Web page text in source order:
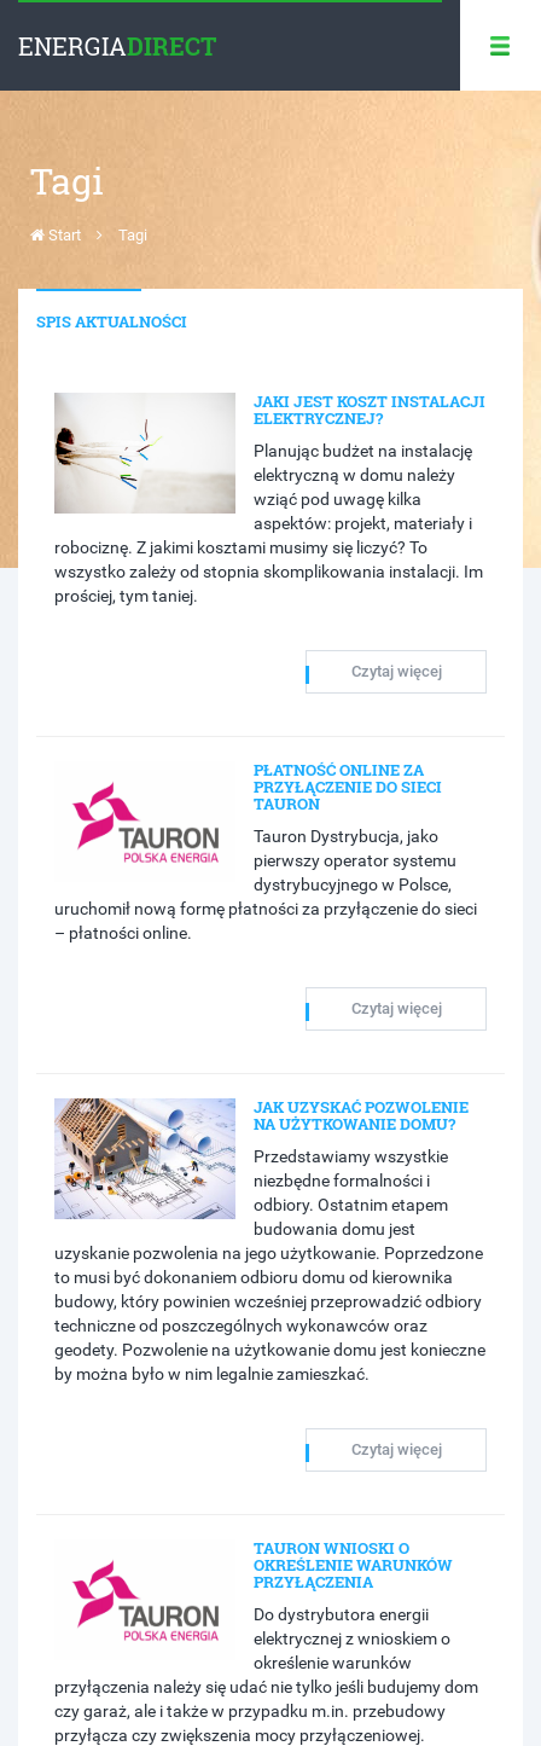
ENERGIADIRECT
Tagi
Start Tagi
SPIS AKTUALNOŚCI
JAKI JEST KOSZT INSTALACJI
ELEKTRYCZNEJ?
Planując budżet na instalację
elektryczną w domu należy
wziąć pod uwagę kilka
aspektów: projekt, materiały i
robociznę. Z jakimi kosztami musimy się liczyć? To
wszystko zależy od stopnia skomplikowania instalacji. Im
prościej, tym taniej.
Czytaj więcej
PŁATNOŚĆ ONLINE ZA
PRZYŁĄCZENIE DO SIECI
TAURON
Tauron Dystrybucja, jako
pierwszy operator systemu
dystrybucyjnego w Polsce,
uruchomił nową formę płatności za przyłączenie do sieci
– płatności online.
Czytaj więcej
JAK UZYSKAĆ POZWOLENIE
NA UŻYTKOWANIE DOMU?
Przedstawiamy wszystkie
niezbędne formalności i
odbiory. Ostatnim etapem
budowania domu jest
uzyskanie pozwolenia na jego użytkowanie. Poprzedzone
to musi być dokonaniem odbioru domu od kierownika
budowy, który powinien wcześniej przeprowadzić odbiory
techniczne od poszczególnych wykonawców oraz
geodety. Pozwolenie na użytkowanie domu jest konieczne
by można było w nim legalnie zamieszkać.
Czytaj więcej
TAURON WNIOSKI O
OKREŚLENIE WARUNKÓW
PRZYŁĄCZENIA
Do dystrybutora energii
elektrycznej z wnioskiem o
określenie warunków
przyłączenia należy się udać nie tylko jeśli budujemy dom
czy garaż, ale i także w przypadku m.in. przebudowy
przyłącza czy zwiększenia mocy przyłączeniowej.